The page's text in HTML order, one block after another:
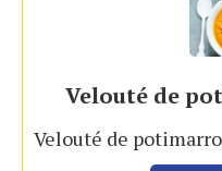
Velouté de
Velouté de